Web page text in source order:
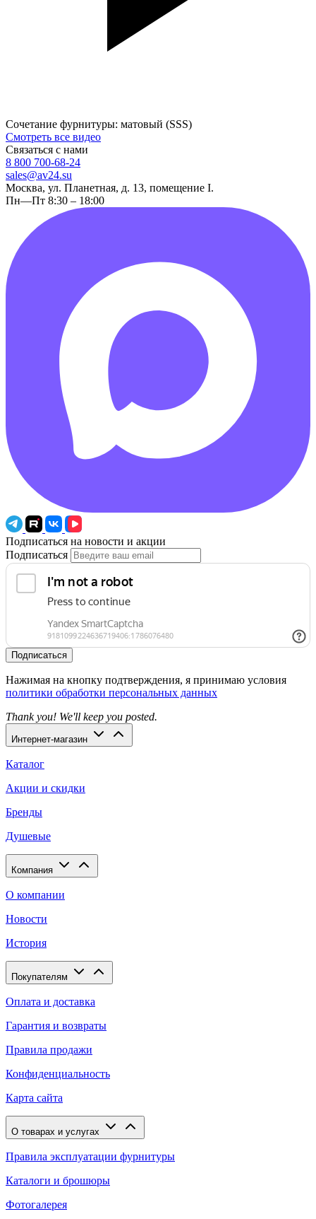
Сочетание фурнитуры: матовый (SSS)
Смотреть все видео
Связаться с нами
8 800 700-68-24
sales@av24.su
Москва, ул. Планетная, д. 13, помещение I.
Пн—Пт 8:30 – 18:00
Подписаться на новости и акции
Подписаться
Подписаться
Нажимая на кнопку подтверждения, я принимаю условия
политики обработки персональных данных
Thank you! We'll keep you posted.
Интернет-магазин
Каталог
Акции и скидки
Бренды
Душевые
Компания
О компании
Новости
История
Покупателям
Оплата и доставка
Гарантия и возвраты
Правила продажи
Конфиденциальность
Карта сайта
О товарах и услугах
Правила эксплуатации фурнитуры
Каталоги и брошюры
Фотогалерея